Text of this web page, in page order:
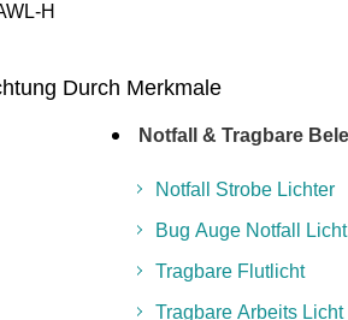
H
Durch Merkmale
Notfall & Tragbare
Notfall Strobe Lichter
Bug Auge Notfall Licht
Tragbare Flutlicht
Tragbare Arbeits Licht